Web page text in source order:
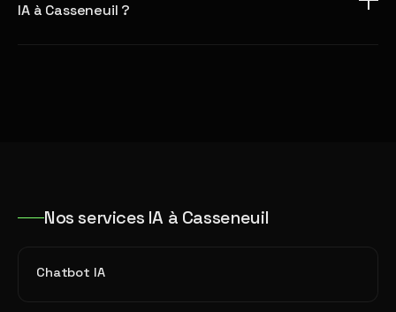
IA à Casseneuil ?
Nos services IA à Casseneuil
Chatbot IA